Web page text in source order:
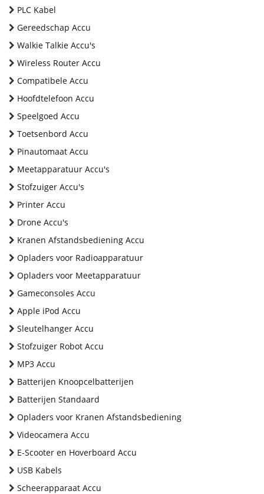
PLC Kabel
Gereedschap Accu
Walkie Talkie Accu's
Wireless Router Accu
Compatibele Accu
Hoofdtelefoon Accu
Speelgoed Accu
Toetsenbord Accu
Pinautomaat Accu
Meetapparatuur Accu's
Stofzuiger Accu's
Printer Accu
Drone Accu's
Kranen Afstandsbediening Accu
Opladers voor Radioapparatuur
Opladers voor Meetapparatuur
Gameconsoles Accu
Apple iPod Accu
Sleutelhanger Accu
Stofzuiger Robot Accu
MP3 Accu
Batterijen Knoopcelbatterijen
Batterijen Standaard
Opladers voor Kranen Afstandsbediening
Videocamera Accu
E-Scooter en Hoverboard Accu
USB Kabels
Scheerapparaat Accu